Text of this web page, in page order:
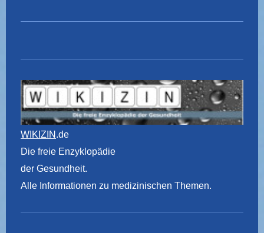
WIKIZIN .de
Die freie Enzyklopädie
der Gesundheit.
Alle Informationen zu medizinischen Themen.